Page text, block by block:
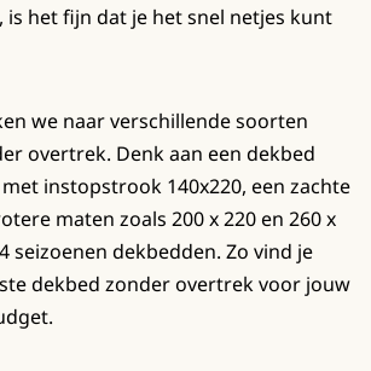
is het fijn dat je het snel netjes kunt
we naar verschillende soorten
overtrek. Denk aan een dekbed
instopstrook 140x220, een zachte
maten zoals 200 x 220 en 260 x
seizoenen dekbedden. Zo vind je
dekbed zonder overtrek voor jouw